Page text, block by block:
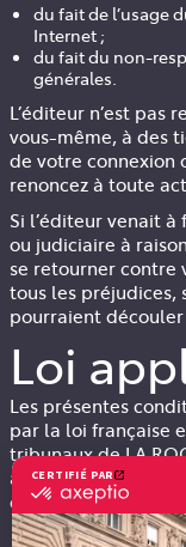
CERTIFIÉ PAR
certifié
Axeptio
du fait de l’usage
Internet ;
du fait du non-
générales.
L’éditeur n’est pas
vous-même, à des
de votre connexion
renoncez à toute
Si l’éditeur venait
ou judiciaire à
se retourner contre
tous les préjudices,
pourraient
Loi
Les présentes
par la loi française
tribunaux de LA
attribution de
de loi ou